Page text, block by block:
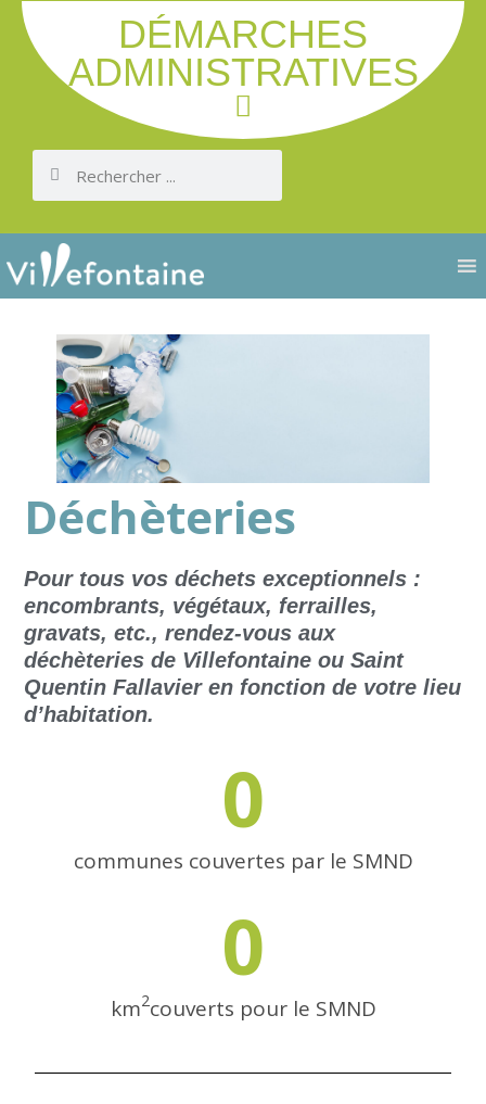
DÉMARCHES
ADMINISTRATIVES
Déchèteries
Pour tous vos déchets exceptionnels :
encombrants, végétaux, ferrailles,
gravats, etc., rendez-vous aux
déchèteries de Villefontaine ou Saint
Quentin Fallavier en fonction de votre lieu
d’habitation.
communes couvertes par le SMND
0
km2couverts pour le SMND
0